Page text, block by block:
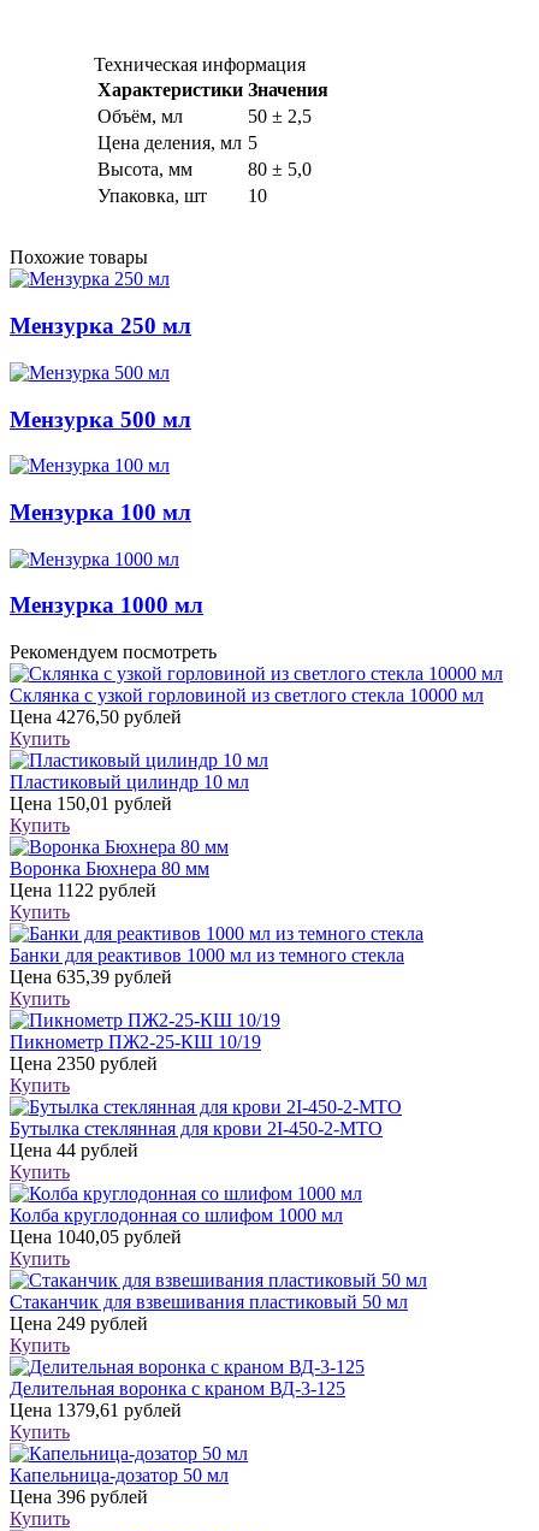
Техническая информация
Характеристики Значения
Объём, мл
50 ± 2,5
Цена деления, мл 5
Высота, мм
80 ± 5,0
Упаковка, шт
10
Похожие товары
Мензурка 250 мл
Мензурка 500 мл
Мензурка 100 мл
Мензурка 1000 мл
Рекомендуем посмотреть
Склянка с узкой горловиной из светлого стекла 10000 мл
Цена 4276,50 рублей
Купить
Пластиковый цилиндр 10 мл
Цена 150,01 рублей
Купить
Воронка Бюхнера 80 мм
Цена 1122 рублей
Купить
Банки для реактивов 1000 мл из темного стекла
Цена 635,39 рублей
Купить
Пикнометр ПЖ2-25-КШ 10/19
Цена 2350 рублей
Купить
Бутылка стеклянная для крови 2I-450-2-МТО
Цена 44 рублей
Купить
Колба круглодонная со шлифом 1000 мл
Цена 1040,05 рублей
Купить
Стаканчик для взвешивания пластиковый 50 мл
Цена 249 рублей
Купить
Делительная воронка с краном ВД-3-125
Цена 1379,61 рублей
Купить
Капельница-дозатор 50 мл
Цена 396 рублей
Купить